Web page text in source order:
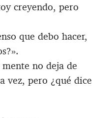
creyendo, pero
que debo hacer,
no deja de
vez, pero ¿qué dice